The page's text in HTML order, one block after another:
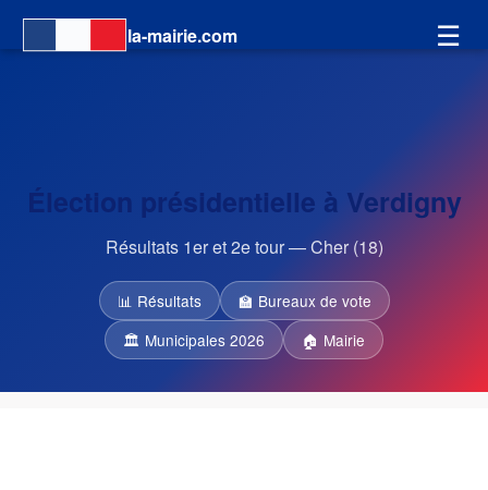
la-mairie.com ☰
Élection présidentielle à Verdigny
Résultats 1er et 2e tour — Cher (18)
📊 Résultats
🏫 Bureaux de vote
🏛 Municipales 2026
🏠 Mairie